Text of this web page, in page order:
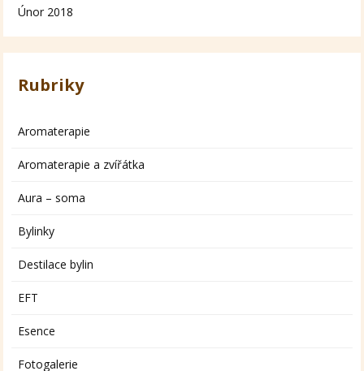
Únor 2018
Rubriky
Aromaterapie
Aromaterapie a zvířátka
Aura – soma
Bylinky
Destilace bylin
EFT
Esence
Fotogalerie